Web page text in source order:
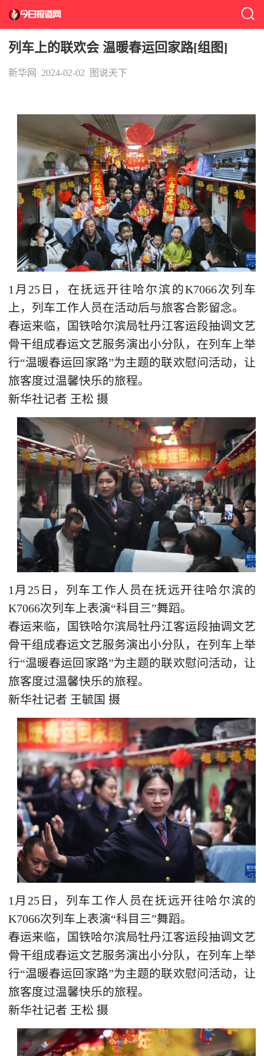
列车上的联欢会 温暖春运回家路[组图]
新华网 2024-02-02 图说天下
1月25日，在抚远开往哈尔滨的K7066次列车
上，列车工作人员在活动后与旅客合影留念。
春运来临，国铁哈尔滨局牡丹江客运段抽调文艺
骨干组成春运文艺服务演出小分队，在列车上举
行“温暖春运回家路”为主题的联欢慰问活动，让
旅客度过温馨快乐的旅程。
新华社记者 王松 摄
1月25日，列车工作人员在抚远开往哈尔滨的
K7066次列车上表演“科目三”舞蹈。
春运来临，国铁哈尔滨局牡丹江客运段抽调文艺
骨干组成春运文艺服务演出小分队，在列车上举
行“温暖春运回家路”为主题的联欢慰问活动，让
旅客度过温馨快乐的旅程。
新华社记者 王毓国 摄
1月25日，列车工作人员在抚远开往哈尔滨的
K7066次列车上表演“科目三”舞蹈。
春运来临，国铁哈尔滨局牡丹江客运段抽调文艺
骨干组成春运文艺服务演出小分队，在列车上举
行“温暖春运回家路”为主题的联欢慰问活动，让
旅客度过温馨快乐的旅程。
新华社记者 王松 摄